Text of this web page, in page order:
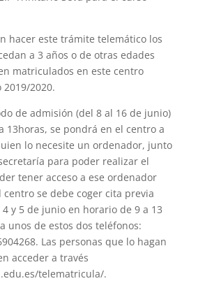
hacer este trámite telemático los
a 3 años o de otras edades
matriculados en este centro
2019/2020.
de admisión (del 8 al 16 de junio)
13horas, se pondrá en el centro a
lo necesite un ordenador, junto
para poder realizar el
tener acceso a ese ordenador
se debe coger cita previa
y 5 de junio en horario de 9 a 13
unos de estos dos teléfonos:
Las personas que lo hagan
acceder a través
telematricula/.